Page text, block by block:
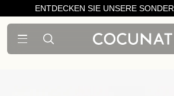
ENTDECKEN SIE UNSERE